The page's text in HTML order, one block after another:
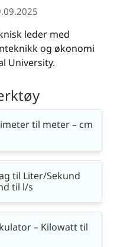
leder med
og økonomi
University.
til meter – cm
til Liter/Sekund
til l/s
– Kilowatt til